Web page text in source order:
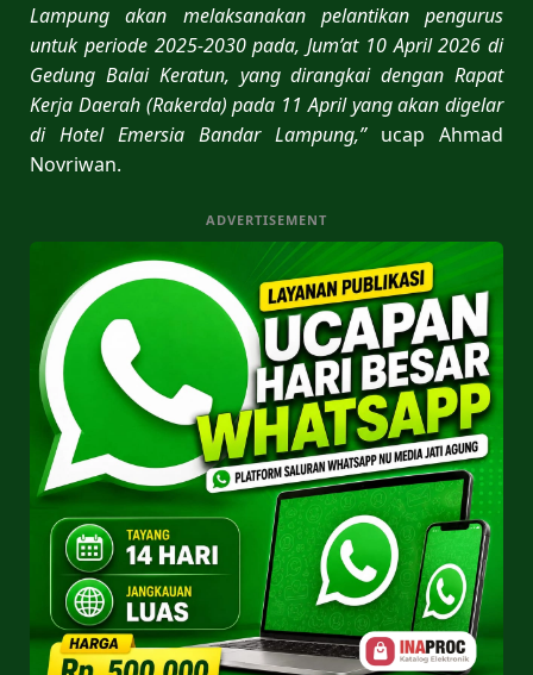
Lampung akan melaksanakan pelantikan pengurus
untuk periode 2025-2030 pada, Jum’at 10 April 2026 di
Gedung Balai Keratun, yang dirangkai dengan Rapat
Kerja Daerah (Rakerda) pada 11 April yang akan digelar
di Hotel Emersia Bandar Lampung,”ucap Ahmad
Novriwan.
ADVERTISEMENT